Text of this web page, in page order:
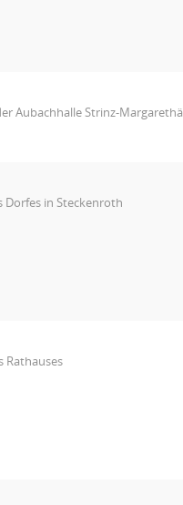
Aubachhalle Strinz-Margarethä
Dorfes in Steckenroth
Rathauses